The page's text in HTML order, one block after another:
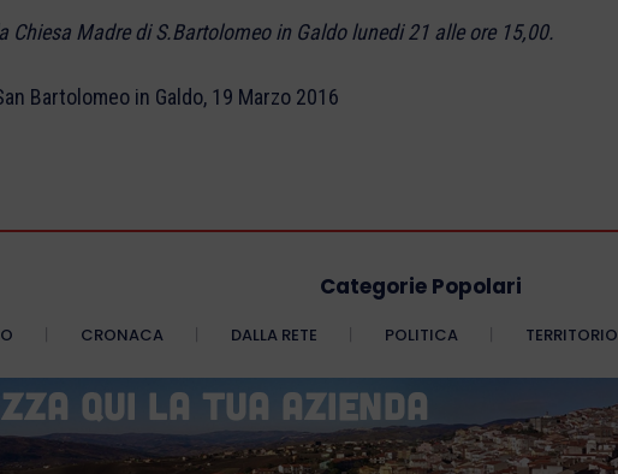
Chiesa Madre di S.Bartolomeo in Galdo lunedi 21 alle ore 15,00.
Bartolomeo in Galdo, 19 Marzo 2016
Categorie Popolari
CRONACA DALLA RETE POLITICA TERRITORIO